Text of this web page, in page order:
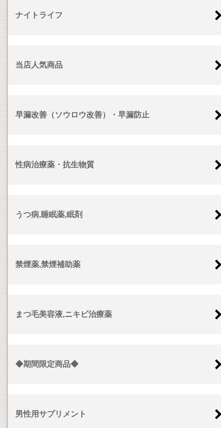
ナイトライフ
当店人気商品
早漏改善（ソウロウ改善）・早漏防止
性病治療薬・抗生物質
うつ病,睡眠薬,眠剤
禁煙薬,禁煙補助薬
まつ毛美容液,ニキビ治療薬
◆期間限定商品◆
男性用サプリメント